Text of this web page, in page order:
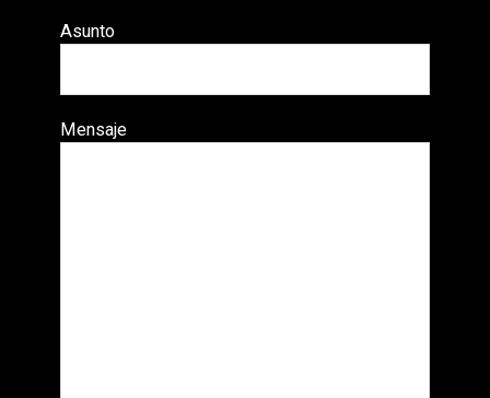
Asunto
Mensaje